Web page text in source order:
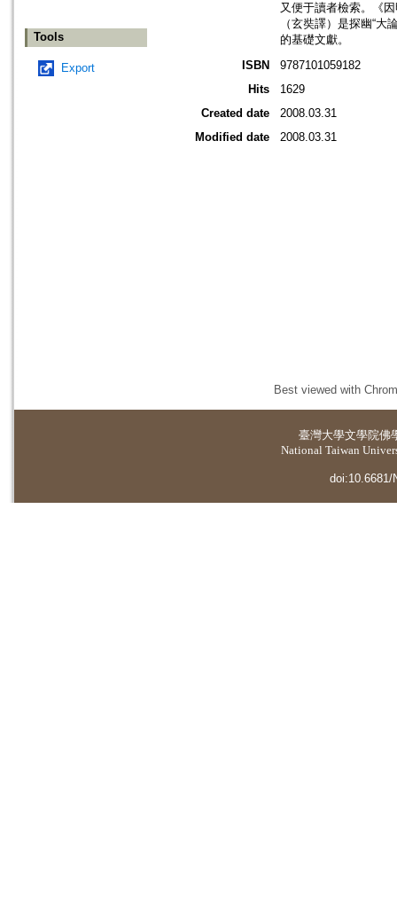
Tools
Export
又便于讀者檢索。《
（玄奘譯）是探幽“
的基礎文獻。
ISBN
9787101059182
Hits
1629
Created date
2008.03.31
Modified date
2008.03.31
Best viewed with
臺灣大學文學院佛
National Taiwan
doi:10.6681/